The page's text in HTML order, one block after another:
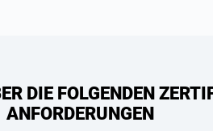
DIE FOLGENDEN
ANFORDERUNGEN